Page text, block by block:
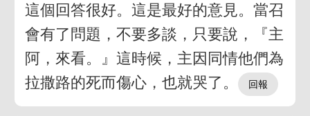
這個回答很好。這是最好的意見。當召
會有了問題，不要多談，只要說，『主
阿，來看。』這時候，主因同情他們為
拉撒路的死而傷心，也就哭了。